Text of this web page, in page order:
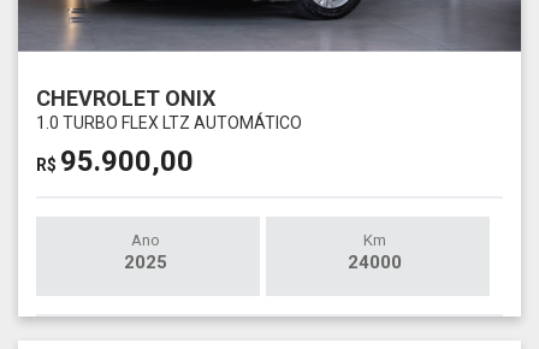
CHEVROLET ONIX
1.0 TURBO FLEX LTZ AUTOMÁTICO
R$ 95.900,00
Ano
2025
Km
24000